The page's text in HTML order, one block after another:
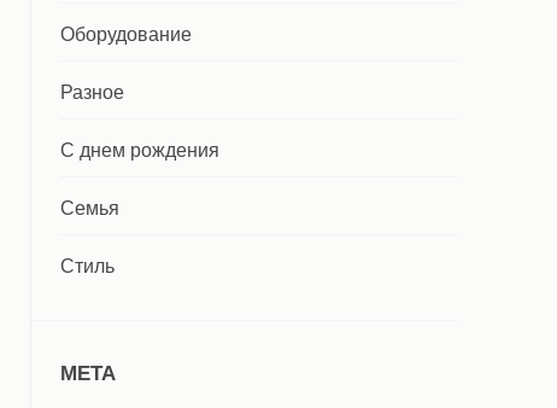
Оборудование
Разное
С днем рождения
Семья
Стиль
МЕТА